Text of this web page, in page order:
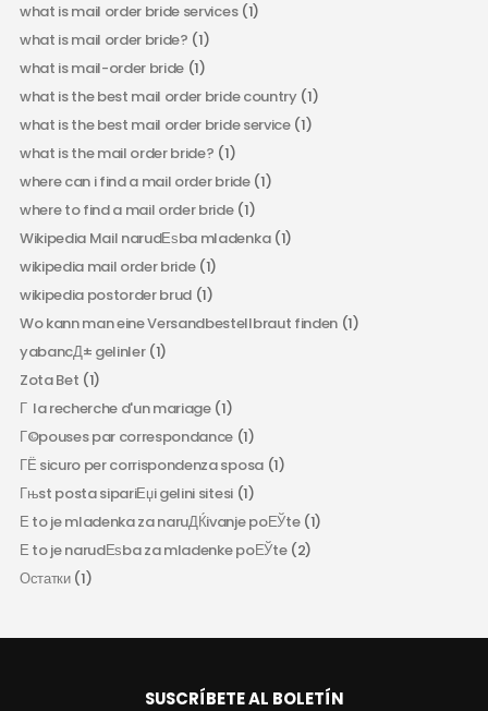
what is mail order bride services(1)
what is mail order bride? (1)
what is mail-order bride (1)
what is the best mail order bride country(1)
what is the best mail order bride service(1)
what is the mail order bride? (1)
where can i find a mail order bride(1)
where to find a mail order bride(1)
Wikipedia Mail narudЕѕba mladenka(1)
wikipedia mail order bride(1)
wikipedia postorder brud (1)
Wo kann man eine Versandbestellbraut finden(1)
yabancД± gelinler(1)
Zota Bet (1)
Г la recherche d'un mariage(1)
Г©pouses par correspondance (1)
ГЁ sicuro per corrispondenza sposa(1)
Гњst posta sipariЕџi gelini sitesi(1)
Е to je mladenka za naruДЌivanje poЕЎte(1)
Е to je narudЕѕba za mladenke poЕЎte(2)
Остатки(1)
SUSCRÍBETE AL BOLETÍN